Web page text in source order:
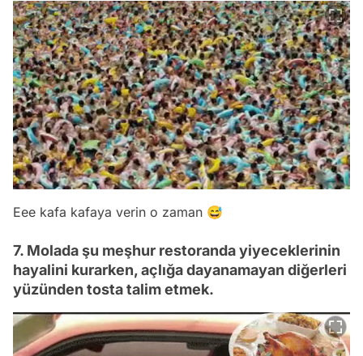
Eee kafa kafaya verin o zaman 😅
7. Molada şu meşhur restoranda yiyeceklerinin
hayalini kurarken, açlığa dayanamayan diğerleri
yüzünden tosta talim etmek.